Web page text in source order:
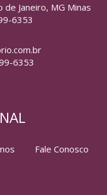
de Janeiro, MG Minas
6353
6353
Fale Conosco